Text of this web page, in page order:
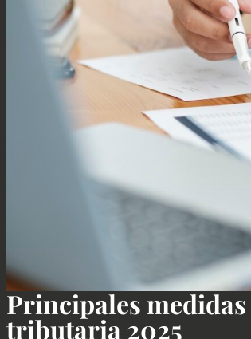
Principales
tributaria 2025